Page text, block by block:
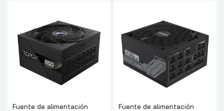
Fuente de alimentación
Fuente de alimentación